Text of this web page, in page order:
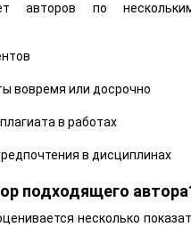
авторов по
вовремя или досрочно
в работах
в дисциплинах
подходящего
несколько